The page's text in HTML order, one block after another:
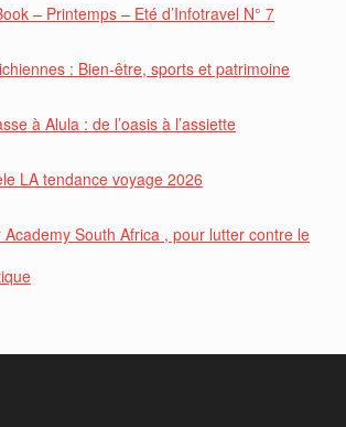
– Printemps – Eté d’Infotravel N° 7
: Bien-être, sports et patrimoine
à Alula : de l’oasis à l’assiette
LA tendance voyage 2026
Academy South Africa , pour lutter contre le